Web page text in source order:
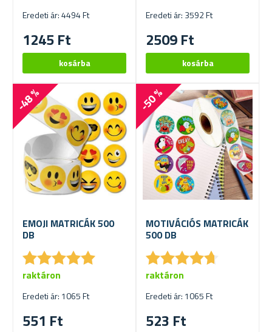
Eredeti ár: 4494 Ft
1245 Ft
Eredeti ár: 3592 Ft
2509 Ft
-48 %
EMOJI MATRICÁK 500
DB
★★★★★
★★★★★
Eredeti ár: 1065 Ft
551 Ft
raktáron
-50 %
MOTIVÁCIÓS MATRICÁK
500 DB
★★★★★
★★★★★
Eredeti ár: 1065 Ft
523 Ft
raktáron